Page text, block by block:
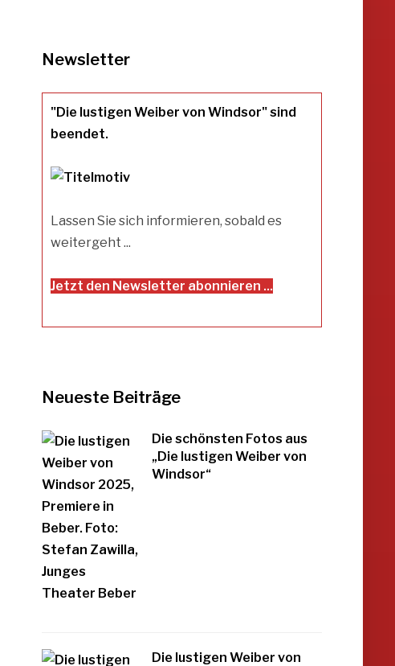
Newsletter
"Die lustigen Weiber von Windsor" sind
beendet.
Lassen Sie sich informieren, sobald es
weitergeht ...
Jetzt den Newsletter abonnieren ...
Neueste Beiträge
Die schönsten Fotos aus
„Die lustigen Weiber von
Windsor“
Die lustigen Weiber von